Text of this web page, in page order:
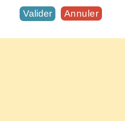
Annuler